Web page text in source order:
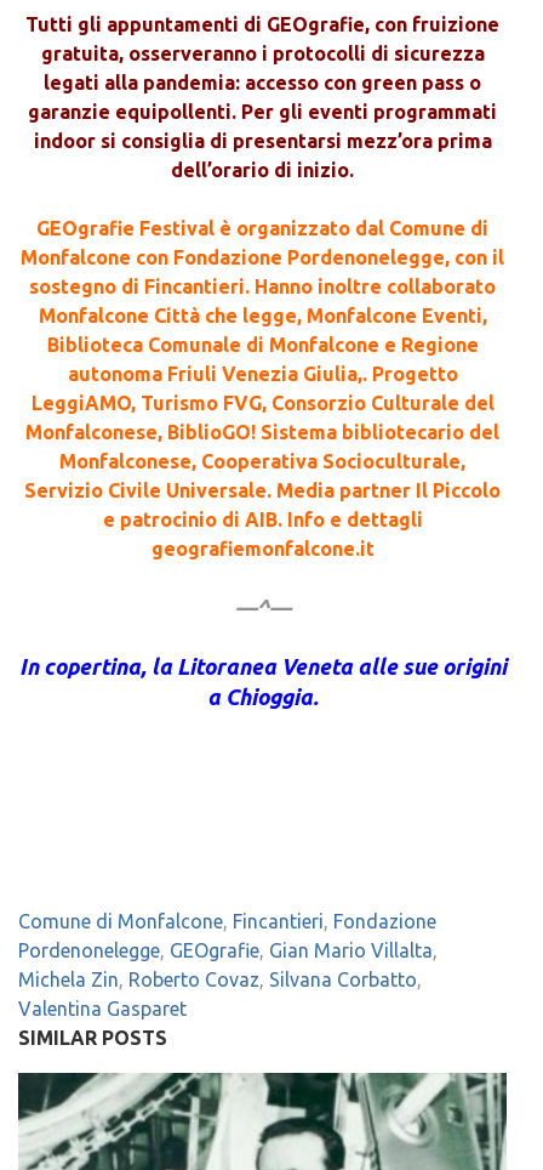
Tutti gli appuntamenti di GEOgrafie, con fruizione
gratuita, osserveranno i protocolli di sicurezza
legati alla pandemia: accesso con green pass o
garanzie equipollenti. Per gli eventi programmati
indoor si consiglia di presentarsi mezz’ora prima
dell’orario di inizio.
GEOgrafie Festival è organizzato dal Comune di
Monfalcone con Fondazione Pordenonelegge, con il
sostegno di Fincantieri. Hanno inoltre collaborato
Monfalcone Città che legge, Monfalcone Eventi,
Biblioteca Comunale di Monfalcone e Regione
autonoma Friuli Venezia Giulia,. Progetto
LeggiAMO, Turismo FVG, Consorzio Culturale del
Monfalconese, BiblioGO! Sistema bibliotecario del
Monfalconese, Cooperativa Socioculturale,
Servizio Civile Universale. Media partner Il Piccolo
e patrocinio di AIB. Info e dettagli
geografiemonfalcone.it
—^—
In copertina, la Litoranea Veneta alle sue origini
a Chioggia.
Comune di Monfalcone, Fincantieri, Fondazione
Pordenonelegge, GEOgrafie, Gian Mario Villalta,
Michela Zin, Roberto Covaz, Silvana Corbatto,
Valentina Gasparet
SIMILAR POSTS